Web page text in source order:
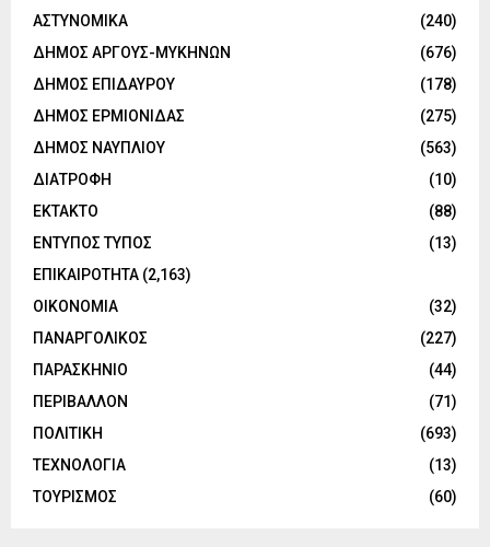
ΑΣΤΥΝΟΜΙΚΑ
(240)
ΔΗΜΟΣ ΑΡΓΟΥΣ-ΜΥΚΗΝΩΝ
(676)
ΔΗΜΟΣ ΕΠΙΔΑΥΡΟΥ
(178)
ΔΗΜΟΣ ΕΡΜΙΟΝΙΔΑΣ
(275)
ΔΗΜΟΣ ΝΑΥΠΛΙΟΥ
(563)
ΔΙΑΤΡΟΦΗ
(10)
ΕΚΤΑΚΤΟ
(88)
ΕΝΤΥΠΟΣ ΤΥΠΟΣ
(13)
ΕΠΙΚΑΙΡΟΤΗΤΑ (2,163)
ΟΙΚΟΝΟΜΙΑ
(32)
ΠΑΝΑΡΓΟΛΙΚΟΣ
(227)
ΠΑΡΑΣΚΗΝΙΟ
(44)
ΠΕΡΙΒΑΛΛΟΝ
(71)
ΠΟΛΙΤΙΚΗ
(693)
ΤΕΧΝΟΛΟΓΙΑ
(13)
ΤΟΥΡΙΣΜΟΣ
(60)